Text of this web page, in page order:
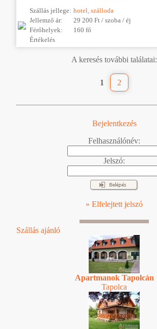
Szállás jellege: hotel, szálloda
Jellemző ár:
29 200 Ft / szoba / éj
Férőhelyek:
160 fő
Értékelés
A keresés további találatai:
1 2
Bejelentkezés
Felhasználónév:
Jelszó:
» Elfelejtett jelszó
Szállás ajánló
Apartmanok Tapolcán
Tapolca